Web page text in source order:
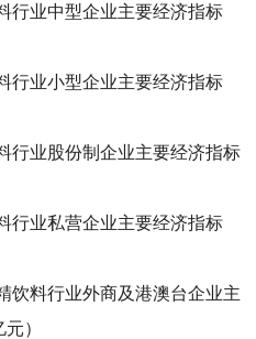
行业中型企业主要经济指标
行业小型企业主要经济指标
行业股份制企业主要经济指标
行业私营企业主要经济指标
饮料行业外商及港澳台企业主
）